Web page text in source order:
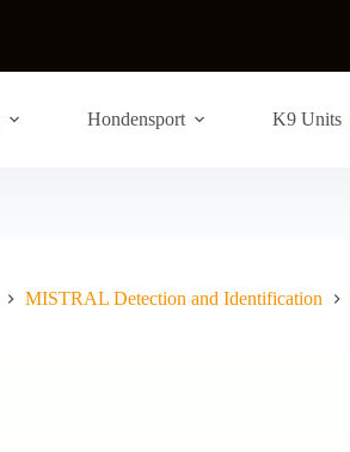
Hondensport K9 Units
MISTRAL Detection and Identification